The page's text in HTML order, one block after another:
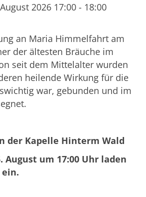
2026 17:00 - 18:00
an Maria Himmelfahrt am
der ältesten Bräuche im
seit dem Mittelalter wurden
heilende Wirkung für die
war, gebunden und im
der Kapelle Hinterm Wald
August um 17:00 Uhr laden